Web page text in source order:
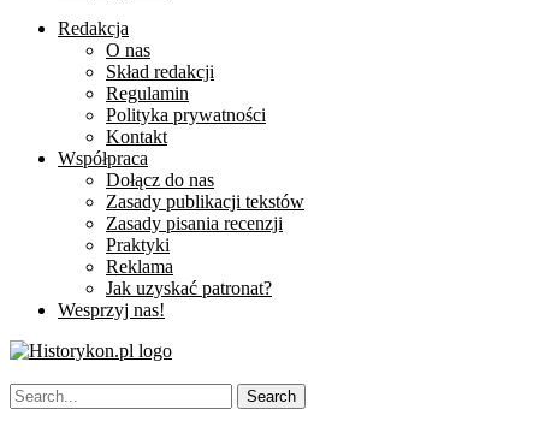
Redakcja
O nas
Skład redakcji
Regulamin
Polityka prywatności
Kontakt
Współpraca
Dołącz do nas
Zasady publikacji tekstów
Zasady pisania recenzji
Praktyki
Reklama
Jak uzyskać patronat?
Wesprzyj nas!